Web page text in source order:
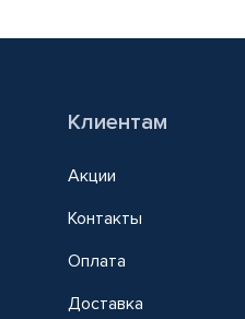
Клиентам
Акции
Контакты
Оплата
Доставка